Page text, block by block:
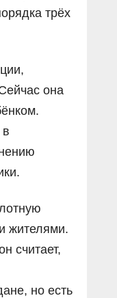
трёх
она
в
жителями.
считает,
но есть